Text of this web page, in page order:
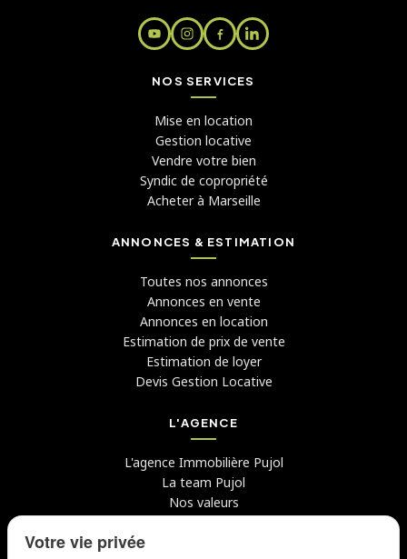
NOS SERVICES
Mise en location
Gestion locative
Vendre votre bien
Syndic de copropriété
Acheter à Marseille
ANNONCES & ESTIMATION
Toutes nos annonces
Annonces en vente
Annonces en location
Estimation de prix de vente
Estimation de loyer
Devis Gestion Locative
L'AGENCE
L'agence Immobilière Pujol
La team Pujol
Nos valeurs
Avis clients
Votre vie privée